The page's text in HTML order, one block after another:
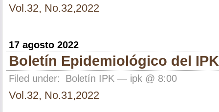
Vol.32, No.32,2022
17 agosto 2022
Boletín Epidemiológico del
Filed under: Boletín IPK — ipk @ 8:00
Vol.32, No.31,2022